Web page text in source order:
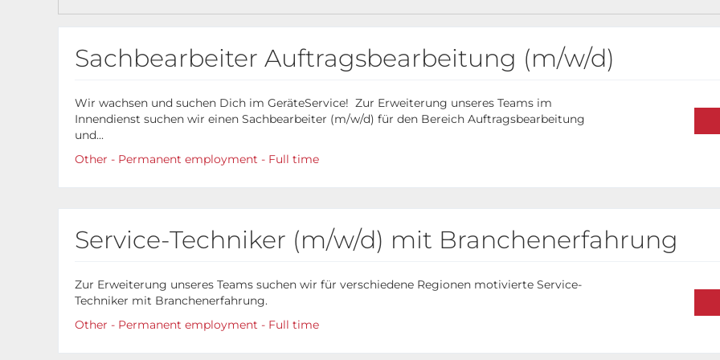
Sachbearbeiter Auftragsbearbeitung (m/w/d)
Wir wachsen und suchen Dich im GeräteService! Zur Erweiterung unseres Teams im
Innendienst suchen wir einen Sachbearbeiter (m/w/d) für den Bereich Auftragsbearbeitung
und...
Other - Permanent employment - Full time
Service-Techniker (m/w/d) mit Branchenerfahrung
Zur Erweiterung unseres Teams suchen wir für verschiedene Regionen motivierte Service-
Techniker mit Branchenerfahrung.
Other - Permanent employment - Full time